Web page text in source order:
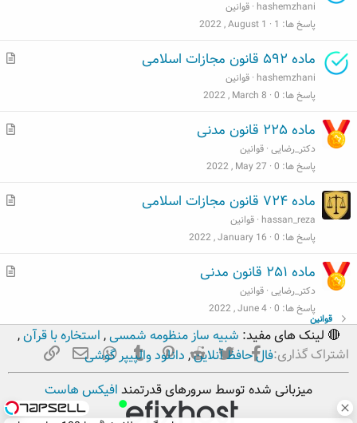
hashemzhani قوانین
پاسخ ها 1
2022 , August 1
م
ماده ۵۹۲ قانون مجازات اسلامی
hashemzhani قوانین
پاسخ ها 0
2022 , March 8
م
ماده ۲۲۵ قانون مدنی
دکتر_رضایی قوانین
پاسخ ها 0
2022 , May 27
م
ماده ۷۲۴ قانون مجازات اسلامی
hassan_reza قوانین
پاسخ ها 0
2022 , January 16
م
ماده ۲۵۱ قانون مدنی
دکتر_رضایی قوانین
پاسخ ها 0
2022 , June 4
اشتراک گذاری: فیسبوکتویتر Reddit
Pinterest
Tumblr
WhatsApp
ایمیل
قوانین
🔴 لینک های مفید: شبیه ساز منظومه شمسی, استخاره با قرآن,
فال حافظ آنلاین, دانلود والپیپر گوشی
میزبانی شده توسط سرورهای قدرتمند افیکس هاست